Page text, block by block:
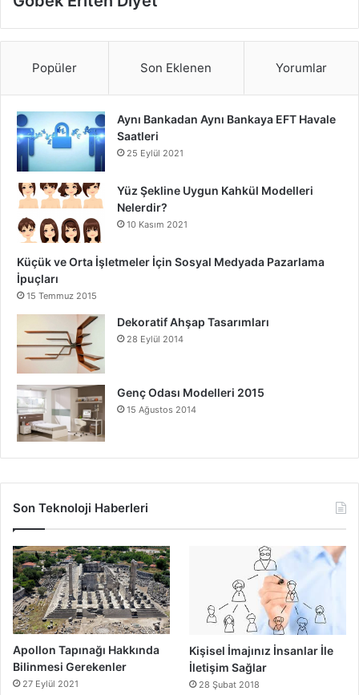
Popüler Son Eklenen Yorumlar
Aynı Bankadan Aynı Bankaya EFT Havale
Saatleri
25 Eylül 2021
Yüz Şekline Uygun Kahkül Modelleri
Nelerdir?
10 Kasım 2021
Küçük ve Orta İşletmeler İçin Sosyal Medyada Pazarlama
İpuçları
15 Temmuz 2015
Dekoratif Ahşap Tasarımları
28 Eylül 2014
Genç Odası Modelleri 2015
15 Ağustos 2014
Son Teknoloji Haberleri
Apollon Tapınağı Hakkında
Bilinmesi Gerekenler
27 Eylül 2021
Kişisel İmajınız İnsanlar İle
İletişim Sağlar
28 Şubat 2018